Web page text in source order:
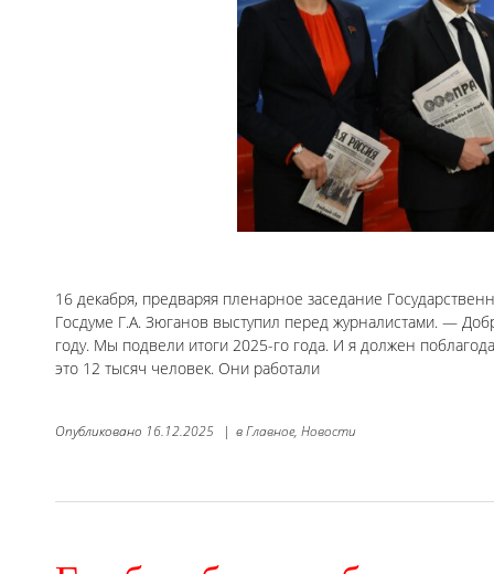
16 декабря, предваряя пленарное заседание
Госдуме Г.А. Зюганов выступил перед журналистами. —
году. Мы подвели итоги 2025-го года. И я должен
это 12 тысяч человек. Они работали
Опубликовано 16.12.2025 | вГлавное, Новости